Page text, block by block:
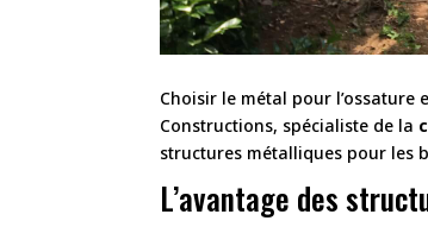
Choisir le métal pour l’ossature
Constructions, spécialiste de la
structures métalliques pour les
L’avantage des